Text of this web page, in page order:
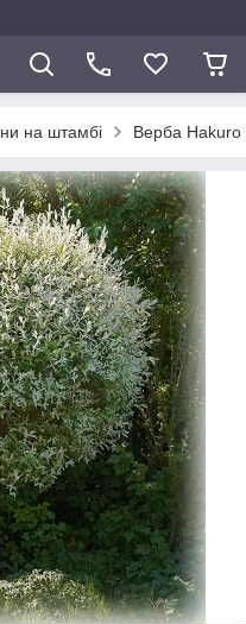
на штамбі Верба Hakuro